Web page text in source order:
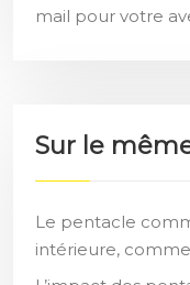
mail pour votre
Sur le
Le pentacle
intérieure,